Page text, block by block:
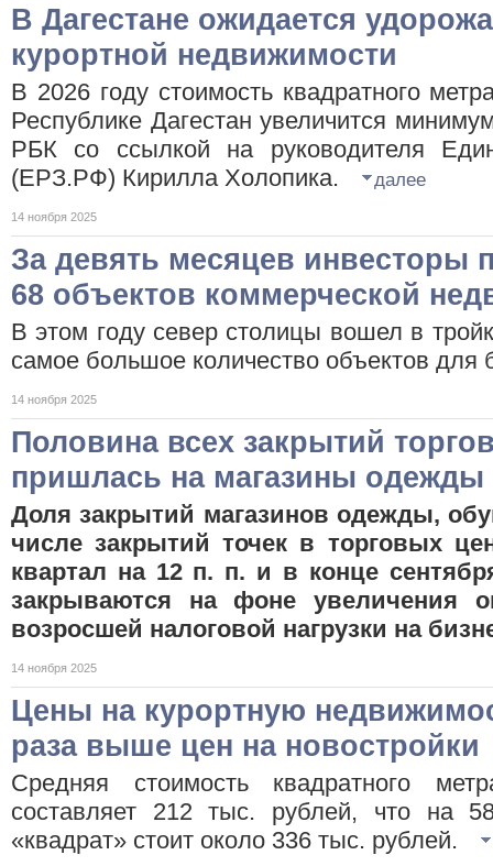
В Дагестане ожидается
курортной недвижимости
В 2026 году стоимость квадратного
Республике Дагестан увеличится
РБК со ссылкой на руководителя
(ЕРЗ.РФ) Кирилла Холопика.
далее
14 ноября 2025
За девять месяцев инвесторы
68 объектов коммерческой
В этом году север столицы вошел в
самое большое количество объектов
14 ноября 2025
Половина всех закрытий
пришлась на магазины одежды
Доля закрытий магазинов одежды,
числе закрытий точек в торговых
квартал на 12 п. п. и в конце
закрываются на фоне увеличения
возросшей налоговой нагрузки на
14 ноября 2025
Цены на курортную
раза выше цен на новостройки
Средняя стоимость квадратного
составляет 212 тыс. рублей, что на
«квадрат» стоит около 336 тыс. рублей.